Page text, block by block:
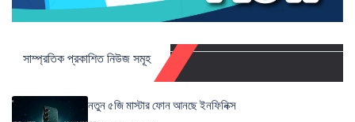
সাম্প্রতিক প্রকাশিত নিউজ সমূহ
নতুন ৫জি মাস্টার ফোন আনছে ইনফিনিক্স